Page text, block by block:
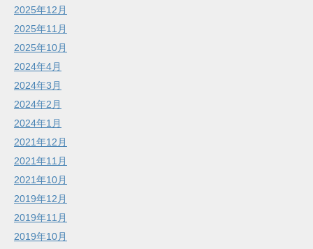
2025年12月
2025年11月
2025年10月
2024年4月
2024年3月
2024年2月
2024年1月
2021年12月
2021年11月
2021年10月
2019年12月
2019年11月
2019年10月